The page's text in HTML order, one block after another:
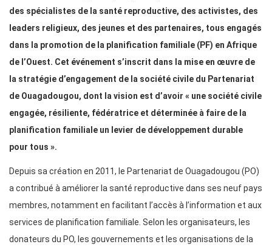
des spécialistes de la santé reproductive, des activistes, des
leaders religieux, des jeunes et des partenaires, tous engagés
dans la promotion de la planification familiale (PF) en Afrique
de l’Ouest. Cet événement s’inscrit dans la mise en œuvre de
la stratégie d’engagement de la société civile du Partenariat
de Ouagadougou, dont la vision est d’avoir « une société civile
engagée, résiliente, fédératrice et déterminée à faire de la
planification familiale un levier de développement durable
pour tous ».
Depuis sa création en 2011, le Partenariat de Ouagadougou (PO)
a contribué à améliorer la santé reproductive dans ses neuf pays
membres, notamment en facilitant l’accès à l’information et aux
services de planification familiale. Selon les organisateurs, les
donateurs du PO, les gouvernements et les organisations de la